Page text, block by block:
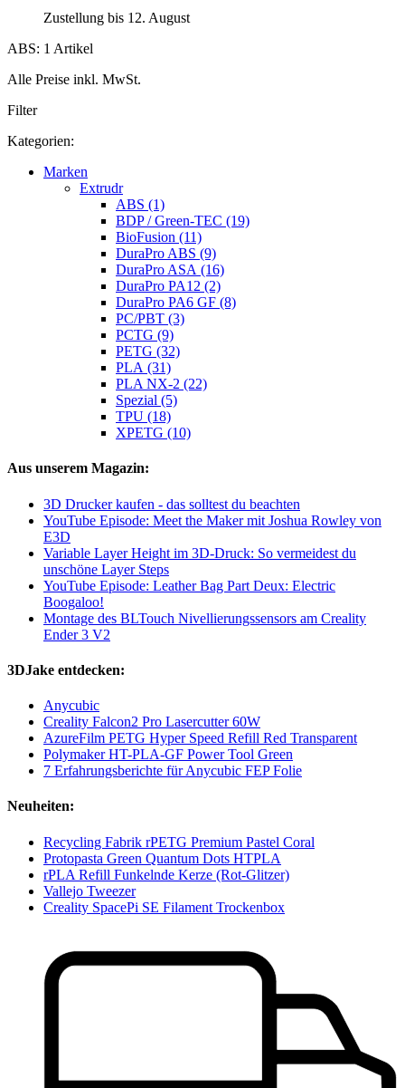
Zustellung bis 12. August
ABS: 1 Artikel
Alle Preise inkl. MwSt.
Filter
Kategorien:
Marken
Extrudr
ABS (1)
BDP / Green-TEC (19)
BioFusion (11)
DuraPro ABS (9)
DuraPro ASA (16)
DuraPro PA12 (2)
DuraPro PA6 GF (8)
PC/PBT (3)
PCTG (9)
PETG (32)
PLA (31)
PLA NX-2 (22)
Spezial (5)
TPU (18)
XPETG (10)
Aus unserem Magazin:
3D Drucker kaufen - das solltest du beachten
YouTube Episode: Meet the Maker mit Joshua Rowley von
E3D
Variable Layer Height im 3D-Druck: So vermeidest du
unschöne Layer Steps
YouTube Episode: Leather Bag Part Deux: Electric
Boogaloo!
Montage des BLTouch Nivellierungssensors am Creality
Ender 3 V2
3DJake entdecken:
Anycubic
Creality Falcon2 Pro Lasercutter 60W
AzureFilm PETG Hyper Speed Refill Red Transparent
Polymaker HT-PLA-GF Power Tool Green
7 Erfahrungsberichte für Anycubic FEP Folie
Neuheiten:
Recycling Fabrik rPETG Premium Pastel Coral
Protopasta Green Quantum Dots HTPLA
rPLA Refill Funkelnde Kerze (Rot-Glitzer)
Vallejo Tweezer
Creality SpacePi SE Filament Trockenbox